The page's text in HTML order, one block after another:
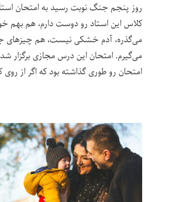
روز پنجم جنگ نوبت رسید به امتحان
کلاس این استاد رو دوست دارم، هم بهم
می‌گذره، آدم خشکی نیست، هم چیزهای
می‌گیرم. امتحان این درس مجازی برگزار
امتحان رو طوری گذاشته بود که اگر از